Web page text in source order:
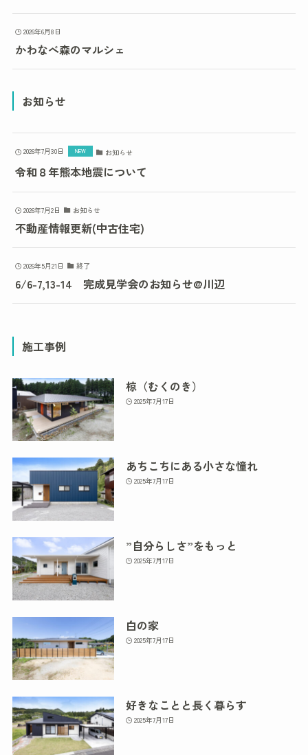
2026年6月8日
かわなべ森のマルシェ
お知らせ
2026年7月30日 お知らせ
令和８年熊本地震について
2026年7月2日 お知らせ
不動産情報更新(中古住宅)
2026年5月21日 終了
6/6-7,13-14 完成見学会のお知らせ@川辺
施工事例
椋（むくのき）
2025年7月17日
あちこちにある小さな憧れ
2025年7月17日
”自分らしさ”をもっと
2025年7月17日
白の家
2025年7月17日
好きなことと長く暮らす
2025年7月17日